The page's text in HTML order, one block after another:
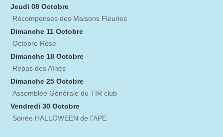
Jeudi 08 Octobre
Récompenses des Maisons Fleuries
Dimanche 11 Octobre
Octobre Rose
Dimanche 18 Octobre
Repas des Aînés
Dimanche 25 Octobre
Assemblée Générale du TIR club
Vendredi 30 Octobre
Soirée HALLOWEEN de l'APE